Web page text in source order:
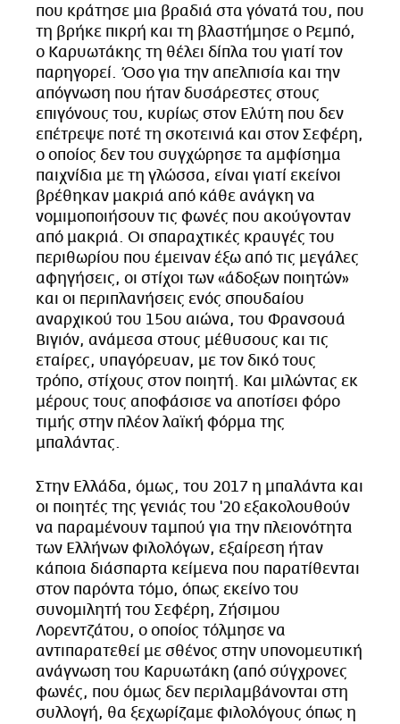
που κράτησε μια βραδιά στα γόνατά του, που
τη βρήκε πικρή και τη βλαστήμησε ο Ρεμπό,
ο Καρυωτάκης τη θέλει δίπλα του γιατί τον
παρηγορεί. Όσο για την απελπισία και την
απόγνωση που ήταν δυσάρεστες στους
επιγόνους του, κυρίως στον Ελύτη που δεν
επέτρεψε ποτέ τη σκοτεινιά και στον Σεφέρη,
ο οποίος δεν του συγχώρησε τα αμφίσημα
παιχνίδια με τη γλώσσα, είναι γιατί εκείνοι
βρέθηκαν μακριά από κάθε ανάγκη να
νομιμοποιήσουν τις φωνές που ακούγονταν
από μακριά. Οι σπαραχτικές κραυγές του
περιθωρίου που έμειναν έξω από τις μεγάλες
αφηγήσεις, οι στίχοι των «άδοξων ποιητών»
και οι περιπλανήσεις ενός σπουδαίου
αναρχικού του 15ου αιώνα, του Φρανσουά
Βιγιόν, ανάμεσα στους μέθυσους και τις
εταίρες, υπαγόρευαν, με τον δικό τους
τρόπο, στίχους στον ποιητή. Και μιλώντας εκ
μέρους τους αποφάσισε να αποτίσει φόρο
τιμής στην πλέον λαϊκή φόρμα της
μπαλάντας.
Στην Ελλάδα, όμως, του 2017 η μπαλάντα και
οι ποιητές της γενιάς του '20 εξακολουθούν
να παραμένουν ταμπού για την πλειονότητα
των Ελλήνων φιλολόγων, εξαίρεση ήταν
κάποια διάσπαρτα κείμενα που παρατίθενται
στον παρόντα τόμο, όπως εκείνο του
συνομιλητή του Σεφέρη, Ζήσιμου
Λορεντζάτου, ο οποίος τόλμησε να
αντιπαρατεθεί με σθένος στην υπονομευτική
ανάγνωση του Καρυωτάκη (από σύγχρονες
φωνές, που όμως δεν περιλαμβάνονται στη
συλλογή, θα ξεχωρίζαμε φιλολόγους όπως η